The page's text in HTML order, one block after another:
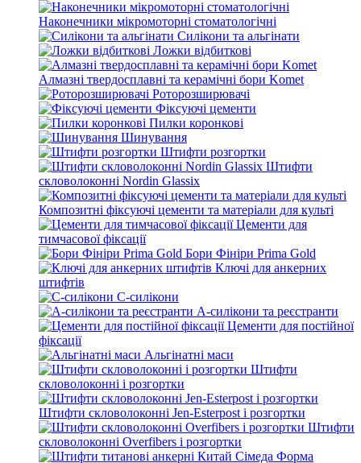
Наконечники мікромоторні стоматологічні
Силікони та альгінати
Ложки відбиткові
Алмазні твердосплавні та керамічні бори Komet
Роторозширювачі
Фіксуючі цементи
Пилки коронкові
Шинування
Штифти розгортки
Штифти
скловолоконні Nordin Glassix
Композитні фіксуючі цементи та матеріали для культі
Цементи для
тимчасової фіксації
Бори Фініри Prima Gold
Ключі для анкерних
штифтів
С-силікони
А-силікони та реєстранти
Цементи для постійної
фіксації
Альгінатні маси
Штифти
скловолоконні і розгортки
Штифти скловолоконні Jen-Esterpost і розгортки
Штифти
скловолоконні Overfibers і розгортки